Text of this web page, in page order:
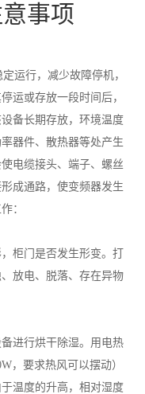
事项
运行，减少故障停机，
运或存放一段时间后，
备长期存放，环境温度
器件、散热器等处产生
电缆接头、端子、螺丝
成通路，使变频器发生
：
门是否发生形变。打
放电、脱落、存在异物
进行烘干除湿。用电热
，要求热风可以摆动）
温度的升高，相对湿度